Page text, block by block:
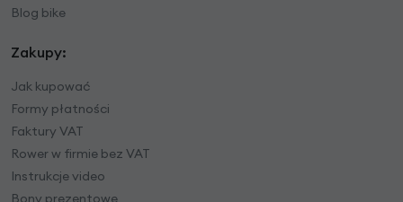
Blog bike
Zakupy:
Jak kupować
Formy płatności
Faktury VAT
Rower w firmie bez VAT
Instrukcje video
Bony prezentowe